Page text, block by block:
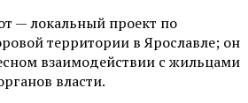
— локальный проект по
территории в Ярославле; он
взаимодействии с жильцами
власти.